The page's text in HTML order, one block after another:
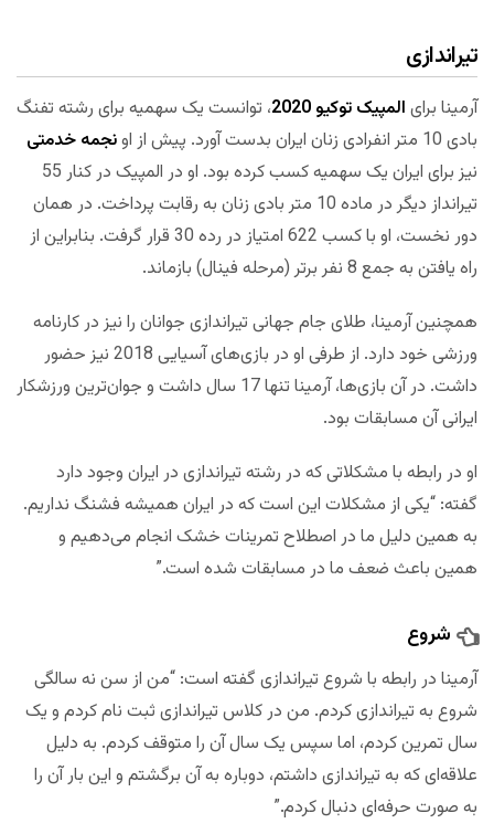
تیراندازی
آرمینا برای المپیک توکیو 2020
، توانست یک سهمیه برای رشته تفنگ
بادی 10 متر انفرادی زنان ایران بدست آورد. پیش از او
نجمه خدمتی
نیز برای ایران یک سهمیه کسب کرده بود. او در المپیک در کنار 55
تیرانداز دیگر در ماده 10 متر بادی زنان به رقابت پرداخت. در همان
دور نخست، او با کسب 622 امتیاز در رده 30 قرار گرفت. بنابراین از
راه یافتن به جمع 8 نفر برتر (مرحله فینال) بازماند.
همچنین آرمینا، طلای جام جهانی تیراندازی جوانان را نیز در کارنامه
ورزشی خود دارد. از طرفی او در بازی‌های آسیایی 2018 نیز حضور
داشت. در آن بازی‌ها، آرمینا تنها 17 سال داشت و جوان‌ترین ورزشکار
ایرانی آن مسابقات بود.
او در رابطه با مشکلاتی که در رشته تیراندازی در ایران وجود دارد
گفته: “یکی از مشکلات این است که در ایران همیشه فشنگ نداریم.
به همین دلیل ما در اصطلاح تمرینات خشک انجام می‌دهیم و
همین باعث ضعف ما در مسابقات شده است.”
شروع
آرمینا در رابطه با شروع تیراندازی گفته است: “من از سن نه سالگی
شروع به تیراندازی کردم. من در کلاس تیراندازی ثبت نام کردم و یک
سال تمرین کردم، اما سپس یک سال آن را متوقف کردم. به دلیل
علاقه‌ای که به تیراندازی داشتم، دوباره به آن برگشتم و این بار آن را
به صورت حرفه‌ای دنبال کردم.”